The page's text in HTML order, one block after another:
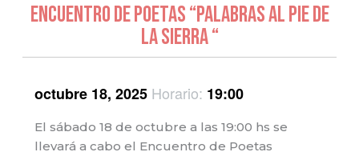
Encuentro de poetas “palabras al pie de
la sierra “
octubre 18, 2025 Horario: 19:00
El sábado 18 de octubre a las 19:00 hs se
llevará a cabo el Encuentro de Poetas